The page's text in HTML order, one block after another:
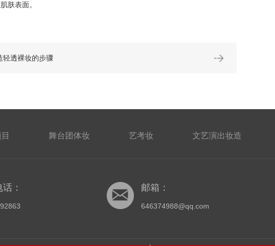
肤表面。
轻透裸妆的步骤
舞台团体妆 艺考妆 文艺演出妆造
： 邮箱：
646374988@qq.com